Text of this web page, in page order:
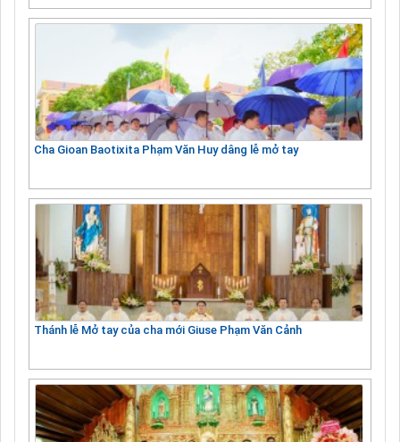
Cha Gioan Baotixita Phạm Văn Huy dâng lễ mở tay
Thánh lễ Mở tay của cha mới Giuse Phạm Văn Cảnh